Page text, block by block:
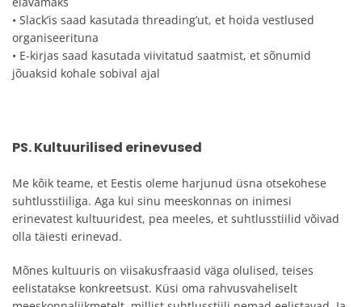
• Slack’is saad kasutada threading’ut, et hoida vestlused
organiseerituna
• E-kirjas saad kasutada viivitatud saatmist, et sõnumid
jõuaksid kohale sobival ajal
PS. Kultuurilised erinevused
Me kõik teame, et Eestis oleme harjunud üsna otsekohese
suhtlusstiiliga. Aga kui sinu meeskonnas on inimesi
erinevatest kultuuridest, pea meeles, et suhtlusstiilid võivad
olla täiesti erinevad.
Mõnes kultuuris on viisakusfraasid väga olulised, teises
eelistatakse konkreetsust. Küsi oma rahvusvaheliselt